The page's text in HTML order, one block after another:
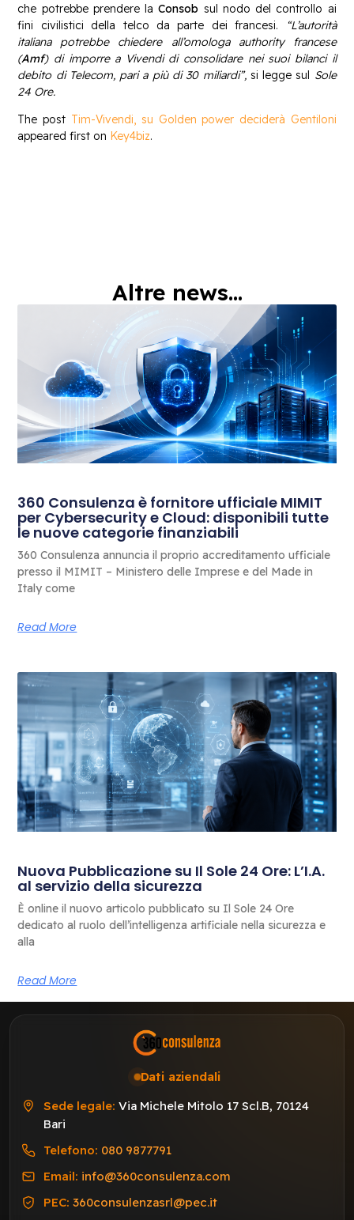
che potrebbe prendere laConsob sul nodo del controllo ai
fini civilistici della telco da parte dei francesi.
“L’autorità
italiana potrebbe chiedere all’omologa authority francese
(Amf) di imporre a Vivendi di consolidare nei suoi bilanci il
debito di Telecom, pari a più di 30 miliardi”,si legge sul Sole
24 Ore.
The post Tim-Vivendi, su Golden power deciderà Gentiloni
appeared first on Key4biz.
Altre news...
360 Consulenza è fornitore ufficiale MIMIT
per Cybersecurity e Cloud: disponibili tutte
le nuove categorie finanziabili
360 Consulenza annuncia il proprio accreditamento ufficiale
presso il MIMIT – Ministero delle Imprese e del Made in
Italy come
Read More
Nuova Pubblicazione su Il Sole 24 Ore: L’I.A.
al servizio della sicurezza
È online il nuovo articolo pubblicato su Il Sole 24 Ore
dedicato al ruolo dell’intelligenza artificiale nella sicurezza e
alla
Read More
Dati aziendali
Sede legale: Via Michele Mitolo 17 Scl.B, 70124
Bari
Telefono: 080 9877791
Email: info@360consulenza.com
PEC: 360consulenzasrl@pec.it